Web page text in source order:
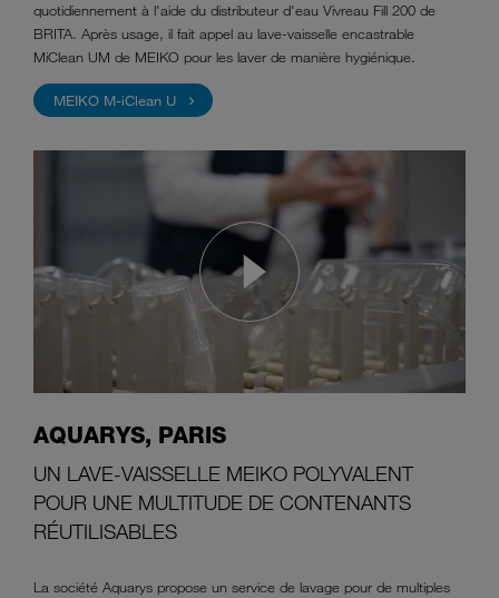
quotidiennement à l'aide du distributeur d'eau Vivreau Fill 200 de
BRITA. Après usage, il fait appel au lave-vaisselle encastrable
MiClean UM de MEIKO pour les laver de manière hygiénique.
MEIKO M-iClean U
AQUARYS, PARIS
UN LAVE-VAISSELLE MEIKO POLYVALENT
POUR UNE MULTITUDE DE CONTENANTS
RÉUTILISABLES
La société Aquarys propose un service de lavage pour de multiples